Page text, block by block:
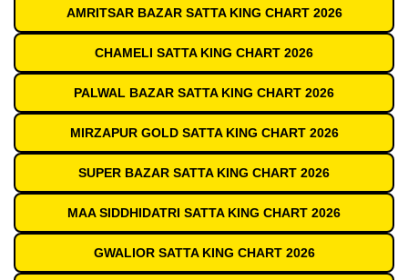
AMRITSAR BAZAR SATTA KING CHART 2026
CHAMELI SATTA KING CHART 2026
PALWAL BAZAR SATTA KING CHART 2026
MIRZAPUR GOLD SATTA KING CHART 2026
SUPER BAZAR SATTA KING CHART 2026
MAA SIDDHIDATRI SATTA KING CHART 2026
GWALIOR SATTA KING CHART 2026